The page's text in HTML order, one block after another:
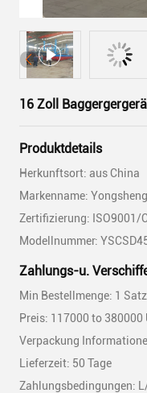
16 Zoll
Produktdetails
Herkunftsort: aus China
Markenname:
Zertifizierung: ISO9001/
Modellnummer:
Zahlungs-u.
Min Bestellmenge: 1 Satz
Preis: 117000 to
Verpackung
Lieferzeit: 50 Tage
Zahlungsbedingungen: